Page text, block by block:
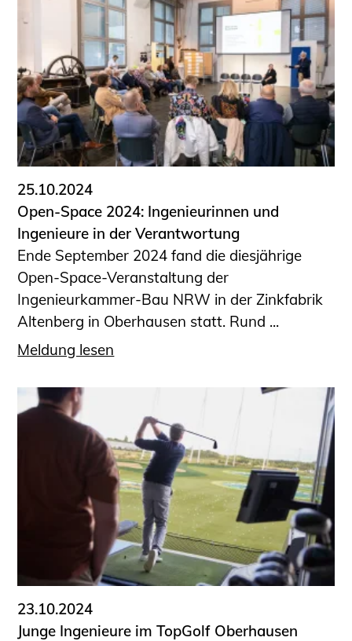
25.10.2024
Open-Space 2024: Ingenieurinnen und
Ingenieure in der Verantwortung
Ende September 2024 fand die diesjährige
Open-Space-Veranstaltung der
Ingenieurkammer-Bau NRW in der Zinkfabrik
Altenberg in Oberhausen statt. Rund ...
Meldung lesen
23.10.2024
Junge Ingenieure im TopGolf Oberhausen